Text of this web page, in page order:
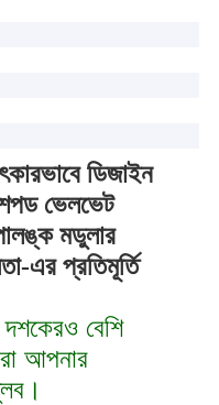
ডিজাইন
ভেলভেট
মডুলার
এর প্রতিমূর্তি
দশকেরও বেশি
আপনার